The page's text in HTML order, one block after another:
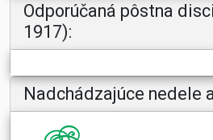
Odporúčaná pôstna
1917):
Nadchádzajúce nedele